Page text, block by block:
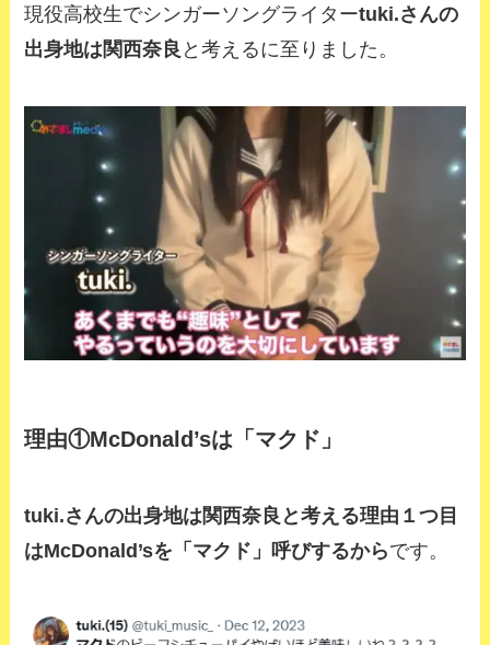
現役高校生でシンガーソングライターtuki.さんの
出身地は関西奈良 と考えるに至りました。
理由①McDonald’sは「マクド」
tuki.さんの出身地は関西奈良と考える理由１つ目
はMcDonald’sを「マクド」呼びするからです。